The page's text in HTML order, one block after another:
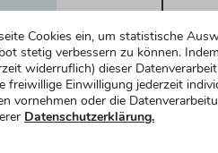
Cookies ein, um statistische
stetig verbessern zu können.
widerruflich) dieser
freiwillige Einwilligung jederzeit
vornehmen oder die
Datenschutzerklärung.